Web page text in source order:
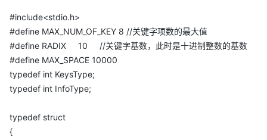
#include<stdio.h>
#define MAX_NUM_OF_KEY 8 //关键字项数的最大值
#define RADIX 10 //关键字基数，此时是十进制整数的基数
#define MAX_SPACE 10000
typedef int KeysType;
typedef int InfoType;
typedef struct
{